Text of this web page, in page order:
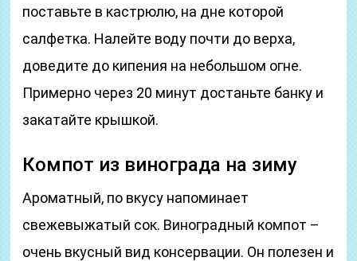
поставьте в кастрюлю, на дне которой
салфетка. Налейте воду почти до верха,
доведите до кипения на небольшом огне.
Примерно через 20 минут достаньте банку и
закатайте крышкой.
Компот из винограда на зиму
Ароматный, по вкусу напоминает
свежевыжатый сок. Виноградный компот –
очень вкусный вид консервации. Он полезен и